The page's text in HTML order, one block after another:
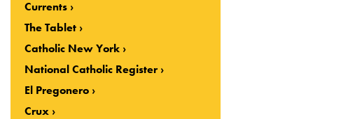
Currents
The Tablet
Catholic New York
National Catholic Register
El Pregonero
Crux